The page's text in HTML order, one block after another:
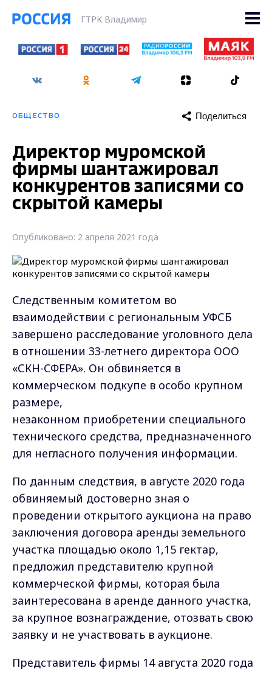
ГТРК Владимир
ОБЩЕСТВО Поделиться
Директор муромской
фирмы шантажировал
конкурентов записями со
скрытой камеры
Опубликовано: 2 апреля 2021 года
Следственным комитетом во
взаимодействии с региональным УФСБ
завершено расследование уголовного дела
в отношении 33-летнего директора ООО
«СКН-СФЕРА». Он обвиняется в
коммерческом подкупе в особо крупном
размере,
незаконном приобретении специального
технического средства, предназначенного
для негласного получения информации.
По данным следствия, в августе 2020 года
обвиняемый достоверно зная о
проведении открытого аукциона на право
заключения договора аренды земельного
участка площадью около 1,15 гектар,
предложил представителю крупной
коммерческой фирмы, которая была
заинтересована в аренде данного участка,
за крупное вознаграждение, отозвать свою
заявку и не участвовать в аукционе.
Представитель фирмы 14 августа 2020 года